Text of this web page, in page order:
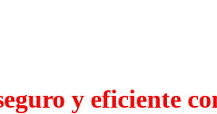
y eficiente